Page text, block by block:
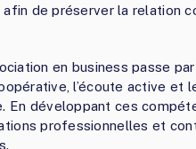
de préserver la relation
en business passe
l’écoute active et
En développant ces
professionnelles et